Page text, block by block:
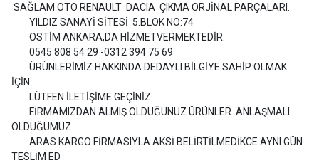
SAĞLAM OTO RENAULT DACIA ÇIKMA ORJİNAL PARÇALARI.
YILDIZ SANAYİ SİTESİ 5.BLOK NO:74
OSTİM ANKARA,DA HİZMETVERMEKTEDİR.
0545 808 54 29 -0312 394 75 69
ÜRÜNLERİMİZ HAKKINDA DEDAYLI BİLGİYE SAHİP OLMAK
İÇİN
LÜTFEN İLETİŞİME GEÇİNİZ
FİRMAMIZDAN ALMIŞ OLDUĞUNUZ ÜRÜNLER ANLAŞMALI
OLDUĞUMUZ
ARAS KARGO FİRMASIYLA AKSİ BELİRTİLMEDİKCE AYNI GÜN
TESLİM ED